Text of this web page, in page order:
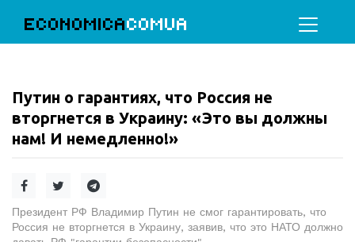
ECONOMICACOMUA
Путин о гарантиях, что Россия не
вторгнется в Украину: «Это вы должны
нам! И немедленно!»
Президент РФ Владимир Путин не смог гарантировать, что
Россия не вторгнется в Украину, заявив, что это НАТО должно